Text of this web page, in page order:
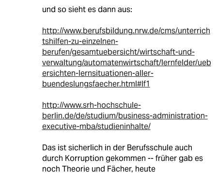
und so sieht es dann aus:
http://www.berufsbildung.nrw.de/cms/unterrich
tshilfen-zu-einzelnen-
berufen/gesamtuebersicht/wirtschaft-und-
verwaltung/automatenwirtschaft/lernfelder/ueb
ersichten-lernsituationen-aller-
buendeslungsfaecher.html#lf1
http://www.srh-hochschule-
berlin.de/de/studium/business-administration-
executive-mba/studieninhalte/
Das ist sicherlich in der Berufsschule auch
durch Korruption gekommen -- früher gab es
noch Theorie und Fächer, heute